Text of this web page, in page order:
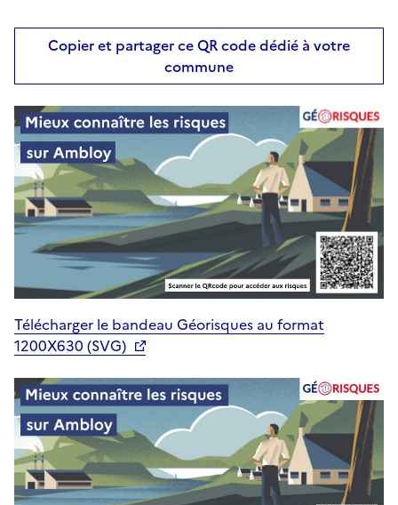
Copier et partager ce QR code dédié à votre
commune
Télécharger le bandeau Géorisques au format
1200X630 (SVG)